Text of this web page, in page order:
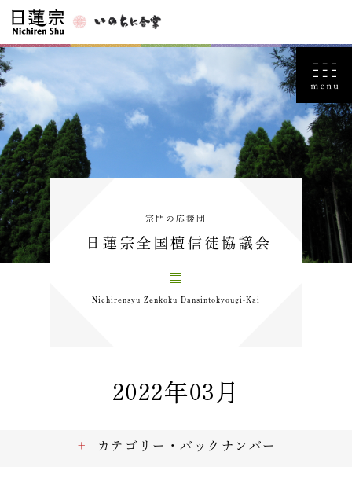
宗門の応援団
日蓮宗全国檀信徒協議会
Nichirensyu Zenkoku Dansintokyougi-Kai
2022年03月
カテゴリー・バックナンバー